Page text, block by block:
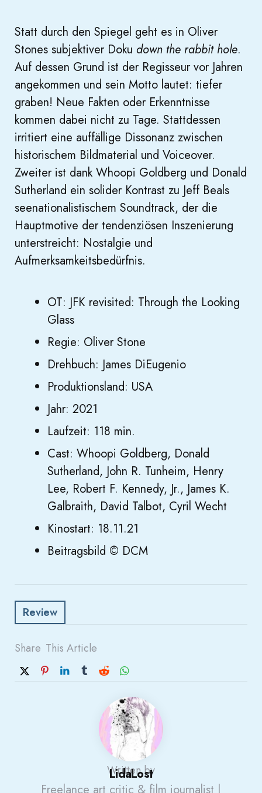
Statt durch den Spiegel geht es in Oliver
Stones subjektiver Doku down the rabbit hole.
Auf dessen Grund ist der Regisseur vor Jahren
angekommen und sein Motto lautet: tiefer
graben! Neue Fakten oder Erkenntnisse
kommen dabei nicht zu Tage. Stattdessen
irritiert eine auffällige Dissonanz zwischen
historischem Bildmaterial und Voiceover.
Zweiter ist dank Whoopi Goldberg und Donald
Sutherland ein solider Kontrast zu Jeff Beals
seenationalistischem Soundtrack, der die
Hauptmotive der tendenziösen Inszenierung
unterstreicht: Nostalgie und
Aufmerksamkeitsbedürfnis.
OT: JFK revisited: Through the Looking
Glass
Regie: Oliver Stone
Drehbuch: James DiEugenio
Produktionsland: USA
Jahr: 2021
Laufzeit: 118 min.
Cast: Whoopi Goldberg, Donald
Sutherland, John R. Tunheim, Henry
Lee, Robert F. Kennedy, Jr., James K.
Galbraith, David Talbot, Cyril Wecht
Kinostart: 18.11.21
Beitragsbild © DCM
Review
Share This Article
Written by
LidaLost